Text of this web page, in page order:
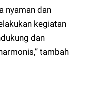
nyaman dan
kegiatan
dan
tambah